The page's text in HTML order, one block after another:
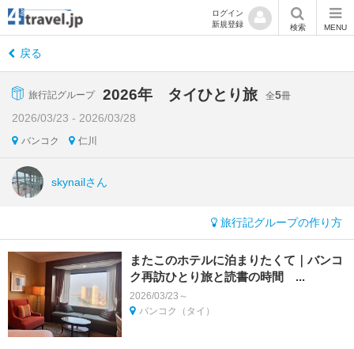
ログイン
新規登録
検索 MENU
戻る
旅行記グループ 2026年 タイひとり旅 全5冊
2026/03/23 - 2026/03/28
バンコク 仁川
skynailさん
旅行記グループの作り方
またこのホテルに泊まりたくて｜バンコ
ク再訪ひとり旅と読書の時間 ...
2026/03/23～
バンコク（タイ）